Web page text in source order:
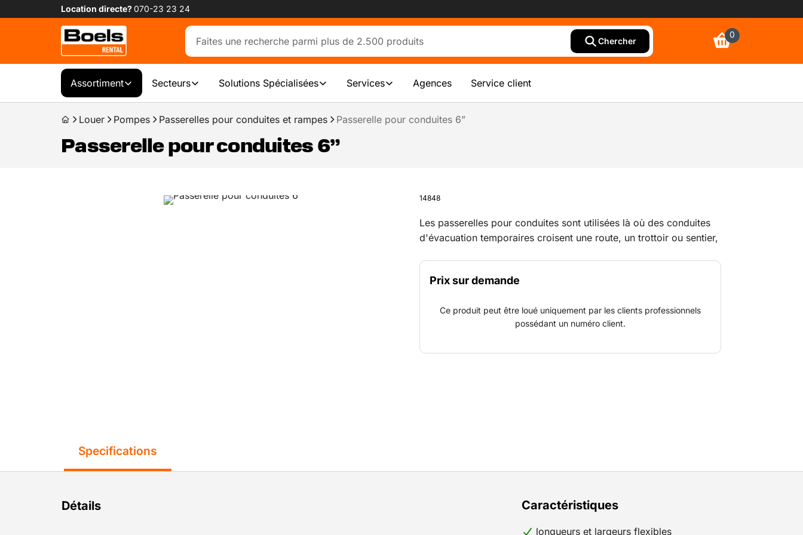
Location directe?070-23 23 24
Chercher
0
Assortiment Secteurs Solutions Spécialisées Services Agences Service client
Louer Pompes Passerelles pour conduites et rampes Passerelle pour conduites 6”
Passerelle pour conduites 6”
14848
Les passerelles pour conduites sont utilisées là où des conduites
d'évacuation temporaires croisent une route, un trottoir ou sentier,
désiré, installée de manière professionnelles par nos monteurs.
Prix sur demande
Ce produit peut être loué uniquement par les clients professionnels
possédant un numéro client.
Specifications
Détails Caractéristiques
longueurs et largeurs flexibles